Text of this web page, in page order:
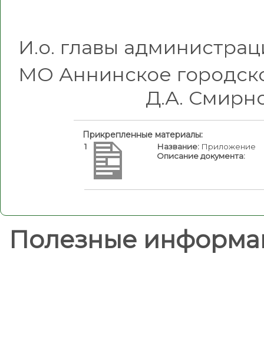
И.о. главы
МО Аннинское
Д.А.
Прикрепленные материалы:
1 Название: Приложение
Описание документа:
Полезные